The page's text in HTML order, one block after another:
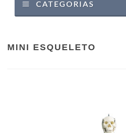
CATEGORIAS
MINI ESQUELETO